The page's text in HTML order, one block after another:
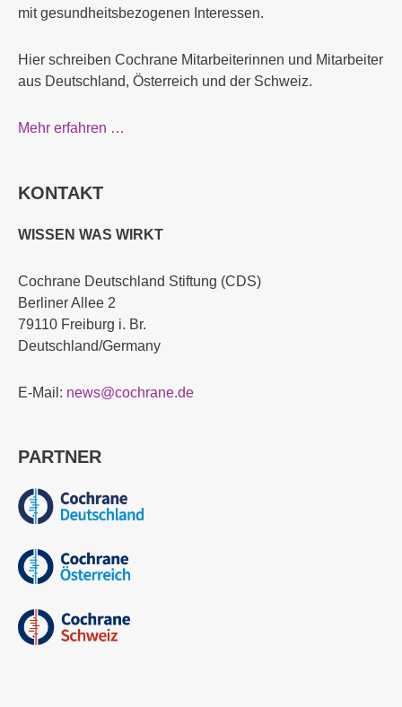
mit gesundheitsbezogenen Interessen.
Hier schreiben Cochrane Mitarbeiterinnen und Mitarbeiter
aus Deutschland, Österreich und der Schweiz.
Mehr erfahren …
KONTAKT
WISSEN WAS WIRKT
Cochrane Deutschland Stiftung (CDS)
Berliner Allee 2
79110 Freiburg i. Br.
Deutschland/Germany
E-Mail: news@cochrane.de
PARTNER